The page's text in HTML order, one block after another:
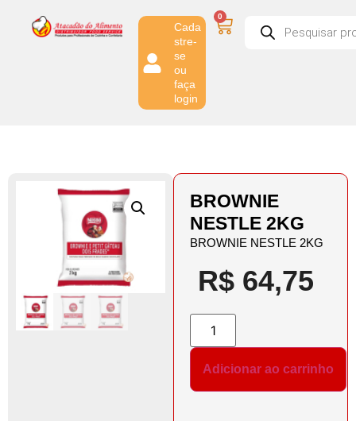
Cada
stre-
se
ou
faça
login
0
BROWNIE
NESTLE 2KG
BROWNIE NESTLE 2KG
R$ 64,75
Adicionar ao carrinho